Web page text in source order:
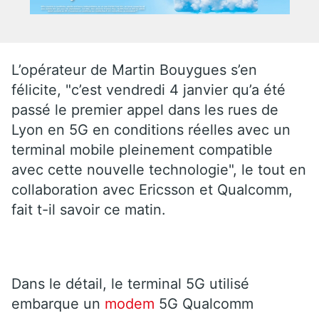
L’opérateur de Martin Bouygues s’en
félicite, "c’est vendredi 4 janvier qu’a été
passé le premier appel dans les rues de
Lyon en 5G en conditions réelles avec un
terminal mobile pleinement compatible
avec cette nouvelle technologie", le tout en
collaboration avec Ericsson et Qualcomm,
fait t-il savoir ce matin.
Dans le détail, le terminal 5G utilisé
embarque un modem 5G Qualcomm